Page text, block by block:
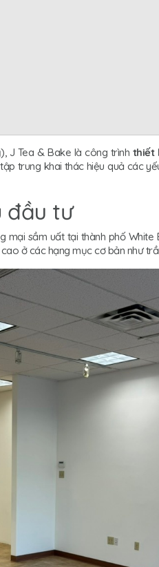
J Tea & Bake là công trình thiết
tập trung khai thác hiệu quả các
đầu tư
sầm uất tại thành phố
ở các hạng mục cơ bản như